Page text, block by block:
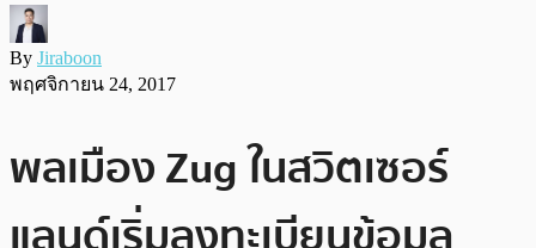
By Jiraboon
พฤศจิกายน 24, 2017
พลเมือง Zug ในสวิตเซอร์